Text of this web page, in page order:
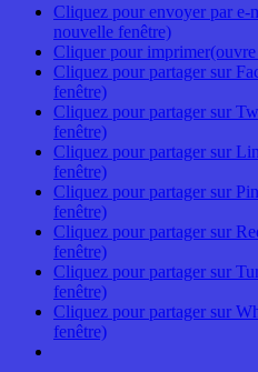
Cliquez pour envoyer par e-
nouvelle fenêtre)
Cliquer pour
Cliquez pour partager sur
fenêtre)
Cliquez pour partager sur
fenêtre)
Cliquez pour partager sur
fenêtre)
Cliquez pour partager sur
fenêtre)
Cliquez pour partager sur
fenêtre)
Cliquez pour partager sur
fenêtre)
Cliquez pour partager sur
fenêtre)